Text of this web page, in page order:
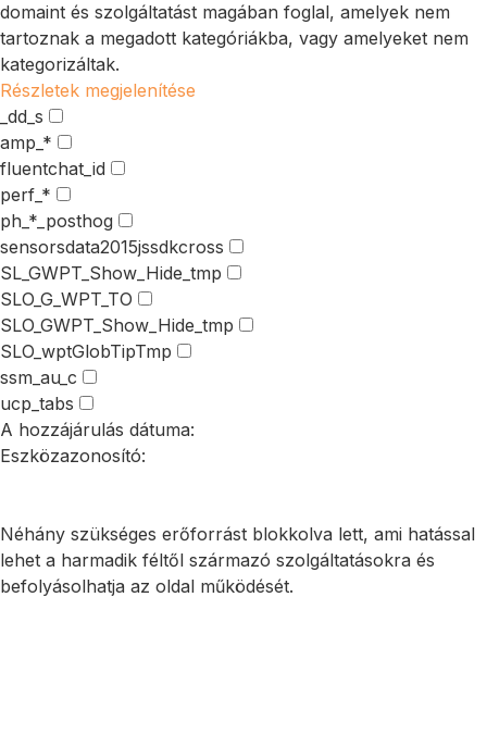
domaint és szolgáltatást magában foglal, amelyek nem
tartoznak a megadott kategóriákba, vagy amelyeket nem
kategorizáltak.
Részletek megjelenítése
_dd_s
amp_*
fluentchat_id
perf_*
ph_*_posthog
sensorsdata2015jssdkcross
SL_GWPT_Show_Hide_tmp
SLO_G_WPT_TO
SLO_GWPT_Show_Hide_tmp
SLO_wptGlobTipTmp
ssm_au_c
ucp_tabs
A hozzájárulás dátuma:
Eszközazonosító:
Néhány szükséges erőforrást blokkolva lett, ami hatással
lehet a harmadik féltől származó szolgáltatásokra és
befolyásolhatja az oldal működését.